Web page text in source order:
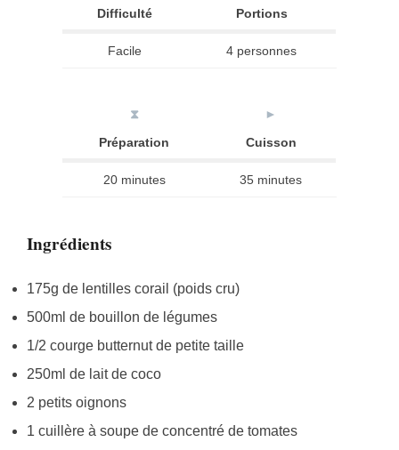
Difficulté
Portions
Facile 4 personnes
⧗
Préparation
►
Cuisson
20 minutes 35 minutes
Ingrédients
175g de lentilles corail (poids cru)
500ml de bouillon de légumes
1/2 courge butternut de petite taille
250ml de lait de coco
2 petits oignons
1 cuillère à soupe de concentré de tomates